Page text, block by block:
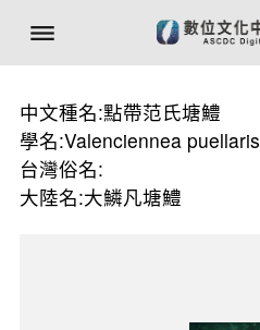
中文種名:點帶范氏塘鱧
學名:Valenciennea puellaris
台灣俗名:
大陸名:大鱗凡塘鱧